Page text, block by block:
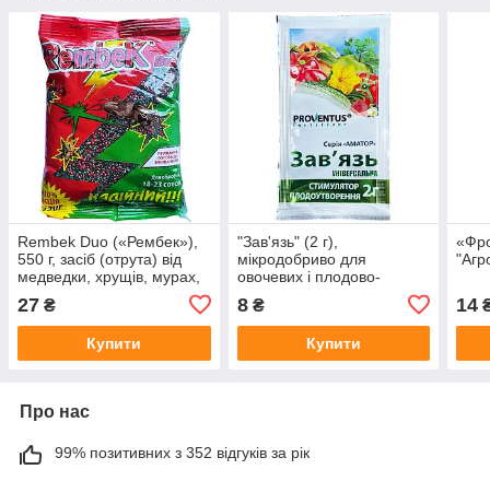
Rembek Duo («Рембек»),
550 г, засіб (отрута) від
медведки, хрущів, мурах,
Україна
27 ₴
Купити
"Зав'язь" (2 г),
мікродобриво для
овочевих і плодово-
ягідних культур, від "Агро
Протекшн", Україна
8₴
Купити
14
Про нас
99% позитивних з 352 відгуків за рік